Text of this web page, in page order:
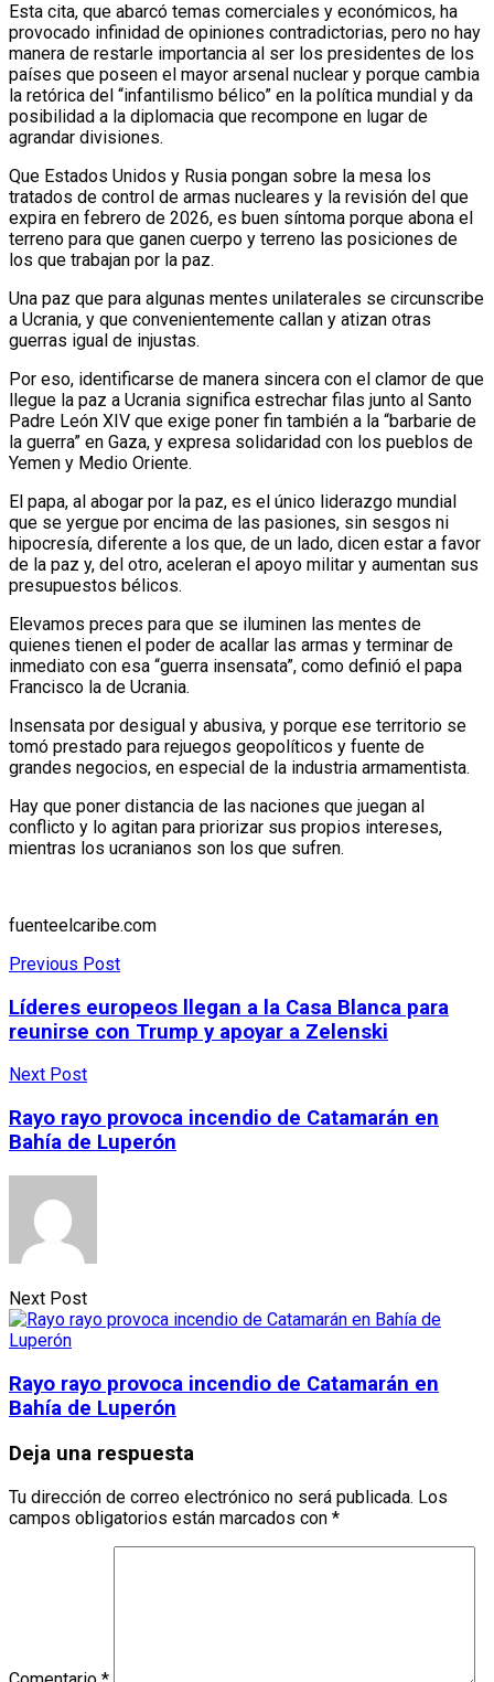
Esta cita, que abarcó temas comerciales y económicos, ha
provocado infinidad de opiniones contradictorias, pero no hay
manera de restarle importancia al ser los presidentes de los
países que poseen el mayor arsenal nuclear y porque cambia
la retórica del “infantilismo bélico” en la política mundial y da
posibilidad a la diplomacia que recompone en lugar de
agrandar divisiones.
Que Estados Unidos y Rusia pongan sobre la mesa los
tratados de control de armas nucleares y la revisión del que
expira en febrero de 2026, es buen síntoma porque abona el
terreno para que ganen cuerpo y terreno las posiciones de
los que trabajan por la paz.
Una paz que para algunas mentes unilaterales se circunscribe
a Ucrania, y que convenientemente callan y atizan otras
guerras igual de injustas.
Por eso, identificarse de manera sincera con el clamor de que
llegue la paz a Ucrania significa estrechar filas junto al Santo
Padre León XIV que exige poner fin también a la “barbarie de
la guerra” en Gaza, y expresa solidaridad con los pueblos de
Yemen y Medio Oriente.
El papa, al abogar por la paz, es el único liderazgo mundial
que se yergue por encima de las pasiones, sin sesgos ni
hipocresía, diferente a los que, de un lado, dicen estar a favor
de la paz y, del otro, aceleran el apoyo militar y aumentan sus
presupuestos bélicos.
Elevamos preces para que se iluminen las mentes de
quienes tienen el poder de acallar las armas y terminar de
inmediato con esa “guerra insensata”, como definió el papa
Francisco la de Ucrania.
Insensata por desigual y abusiva, y porque ese territorio se
tomó prestado para rejuegos geopolíticos y fuente de
grandes negocios, en especial de la industria armamentista.
Hay que poner distancia de las naciones que juegan al
conflicto y lo agitan para priorizar sus propios intereses,
mientras los ucranianos son los que sufren.
fuenteelcaribe.com
Previous Post
Líderes europeos llegan a la Casa Blanca para
reunirse con Trump y apoyar a Zelenski
Next Post
Rayo rayo provoca incendio de Catamarán en
Bahía de Luperón
Next Post
Rayo rayo provoca incendio de Catamarán en
Bahía de Luperón
Deja una respuesta
Tu dirección de correo electrónico no será publicada. Los
campos obligatorios están marcados con *